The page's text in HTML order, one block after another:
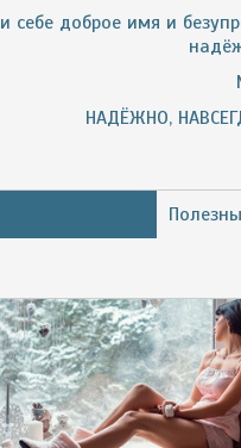
себе доброе имя и
НАДЁЖНО,